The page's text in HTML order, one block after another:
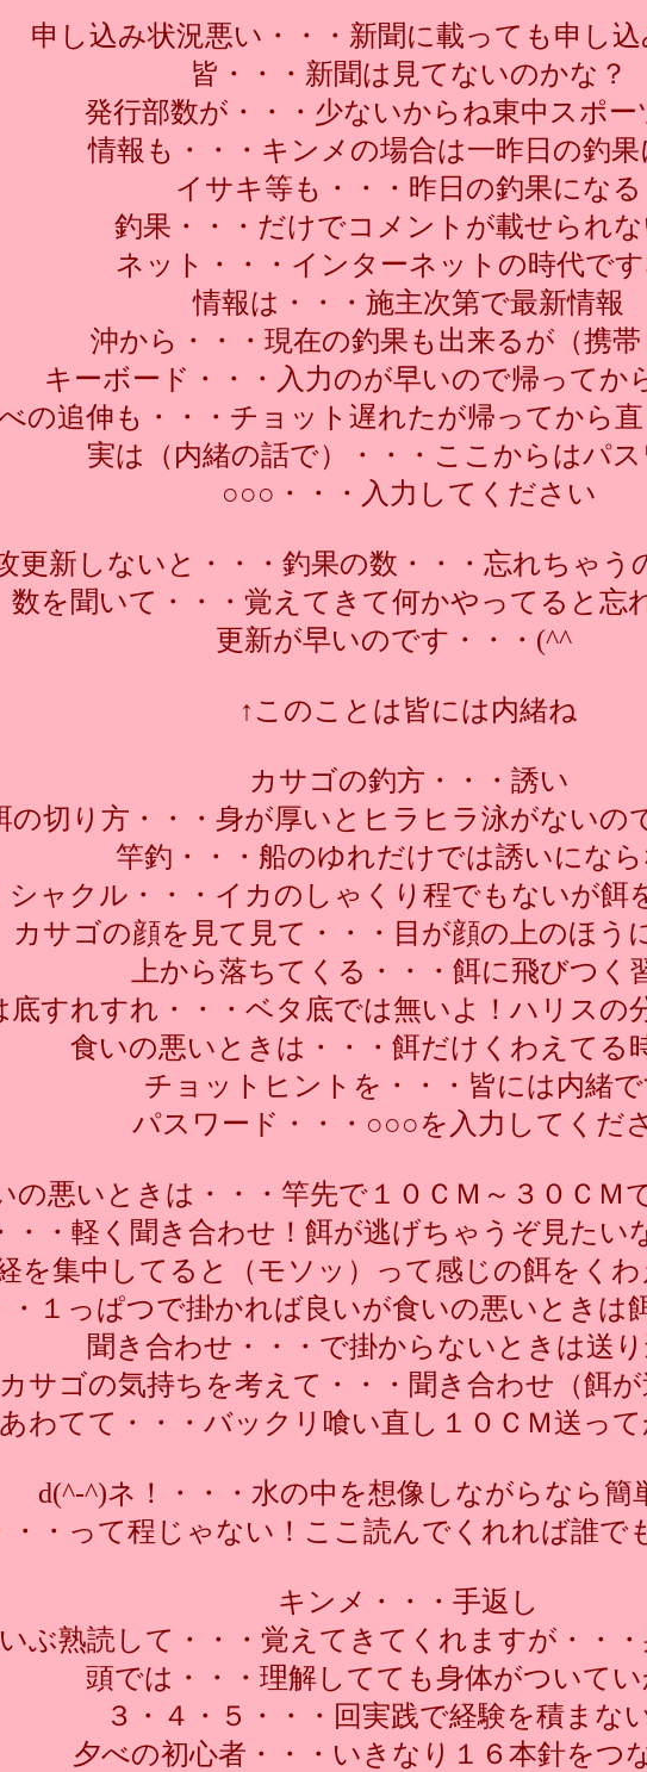
申し込み状況悪い・・・新聞に載っても申し
皆・・・新聞は見てないのかな？
発行部数が・・・少ないからね東中スポー
情報も・・・キンメの場合は一昨日の釣果
イサキ等も・・・昨日の釣果になる
釣果・・・だけでコメントが載せられな
ネット・・・インターネットの時代です
情報は・・・施主次第で最新情報
沖から・・・現在の釣果も出来るが（携帯
キーボード・・・入力のが早いので帰ってか
の追伸も・・・チョット遅れたが帰ってから
実は（内緒の話で）・・・ここからはパス
○○○・・・入力してください
更新しないと・・・釣果の数・・・忘れちゃう
数を聞いて・・・覚えてきて何かやってると忘
更新が早いのです・・・(^^ゞ
↑このことは皆には内緒ね
カサゴの釣方・・・誘い
の切り方・・・身が厚いとヒラヒラ泳がないの
竿釣・・・船のゆれだけでは誘いにな
シャクル・・・イカのしゃくり程でもないが餌
カサゴの顔を見て見て・・・目が顔の上のほう
上から落ちてくる・・・餌に飛びつく
底すれすれ・・・ベタ底では無いよ！ハリスの
食いの悪いときは・・・餌だけくわえてる
チョットヒントを・・・皆には内緒
パスワード・・・○○○を入力してくだ
の悪いときは・・・竿先で１０ＣＭ～３０ＣＭ
・・軽く聞き合わせ！餌が逃げちゃうぞ見たい
を集中してると（モソッ）って感じの餌をく
・１っぱつで掛かれば良いが食いの悪いときは
聞き合わせ・・・で掛からないときは送り
カサゴの気持ちを考えて・・・聞き合わせ（餌が
あわてて・・・バックリ喰い直し１０ＣＭ送って
d(^-^)ネ！・・・水の中を想像しながらなら簡
・・って程じゃない！ここ読んでくれれば誰で
キンメ・・・手返し
ぶ熟読して・・・覚えてきてくれますが・・
頭では・・・理解してても身体がついて
３・４・５・・・回実践で経験を積まな
夕べの初心者・・・いきなり１６本針をつ